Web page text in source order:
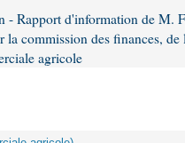
- Rapport d'information de M.
commission des finances,
agricole